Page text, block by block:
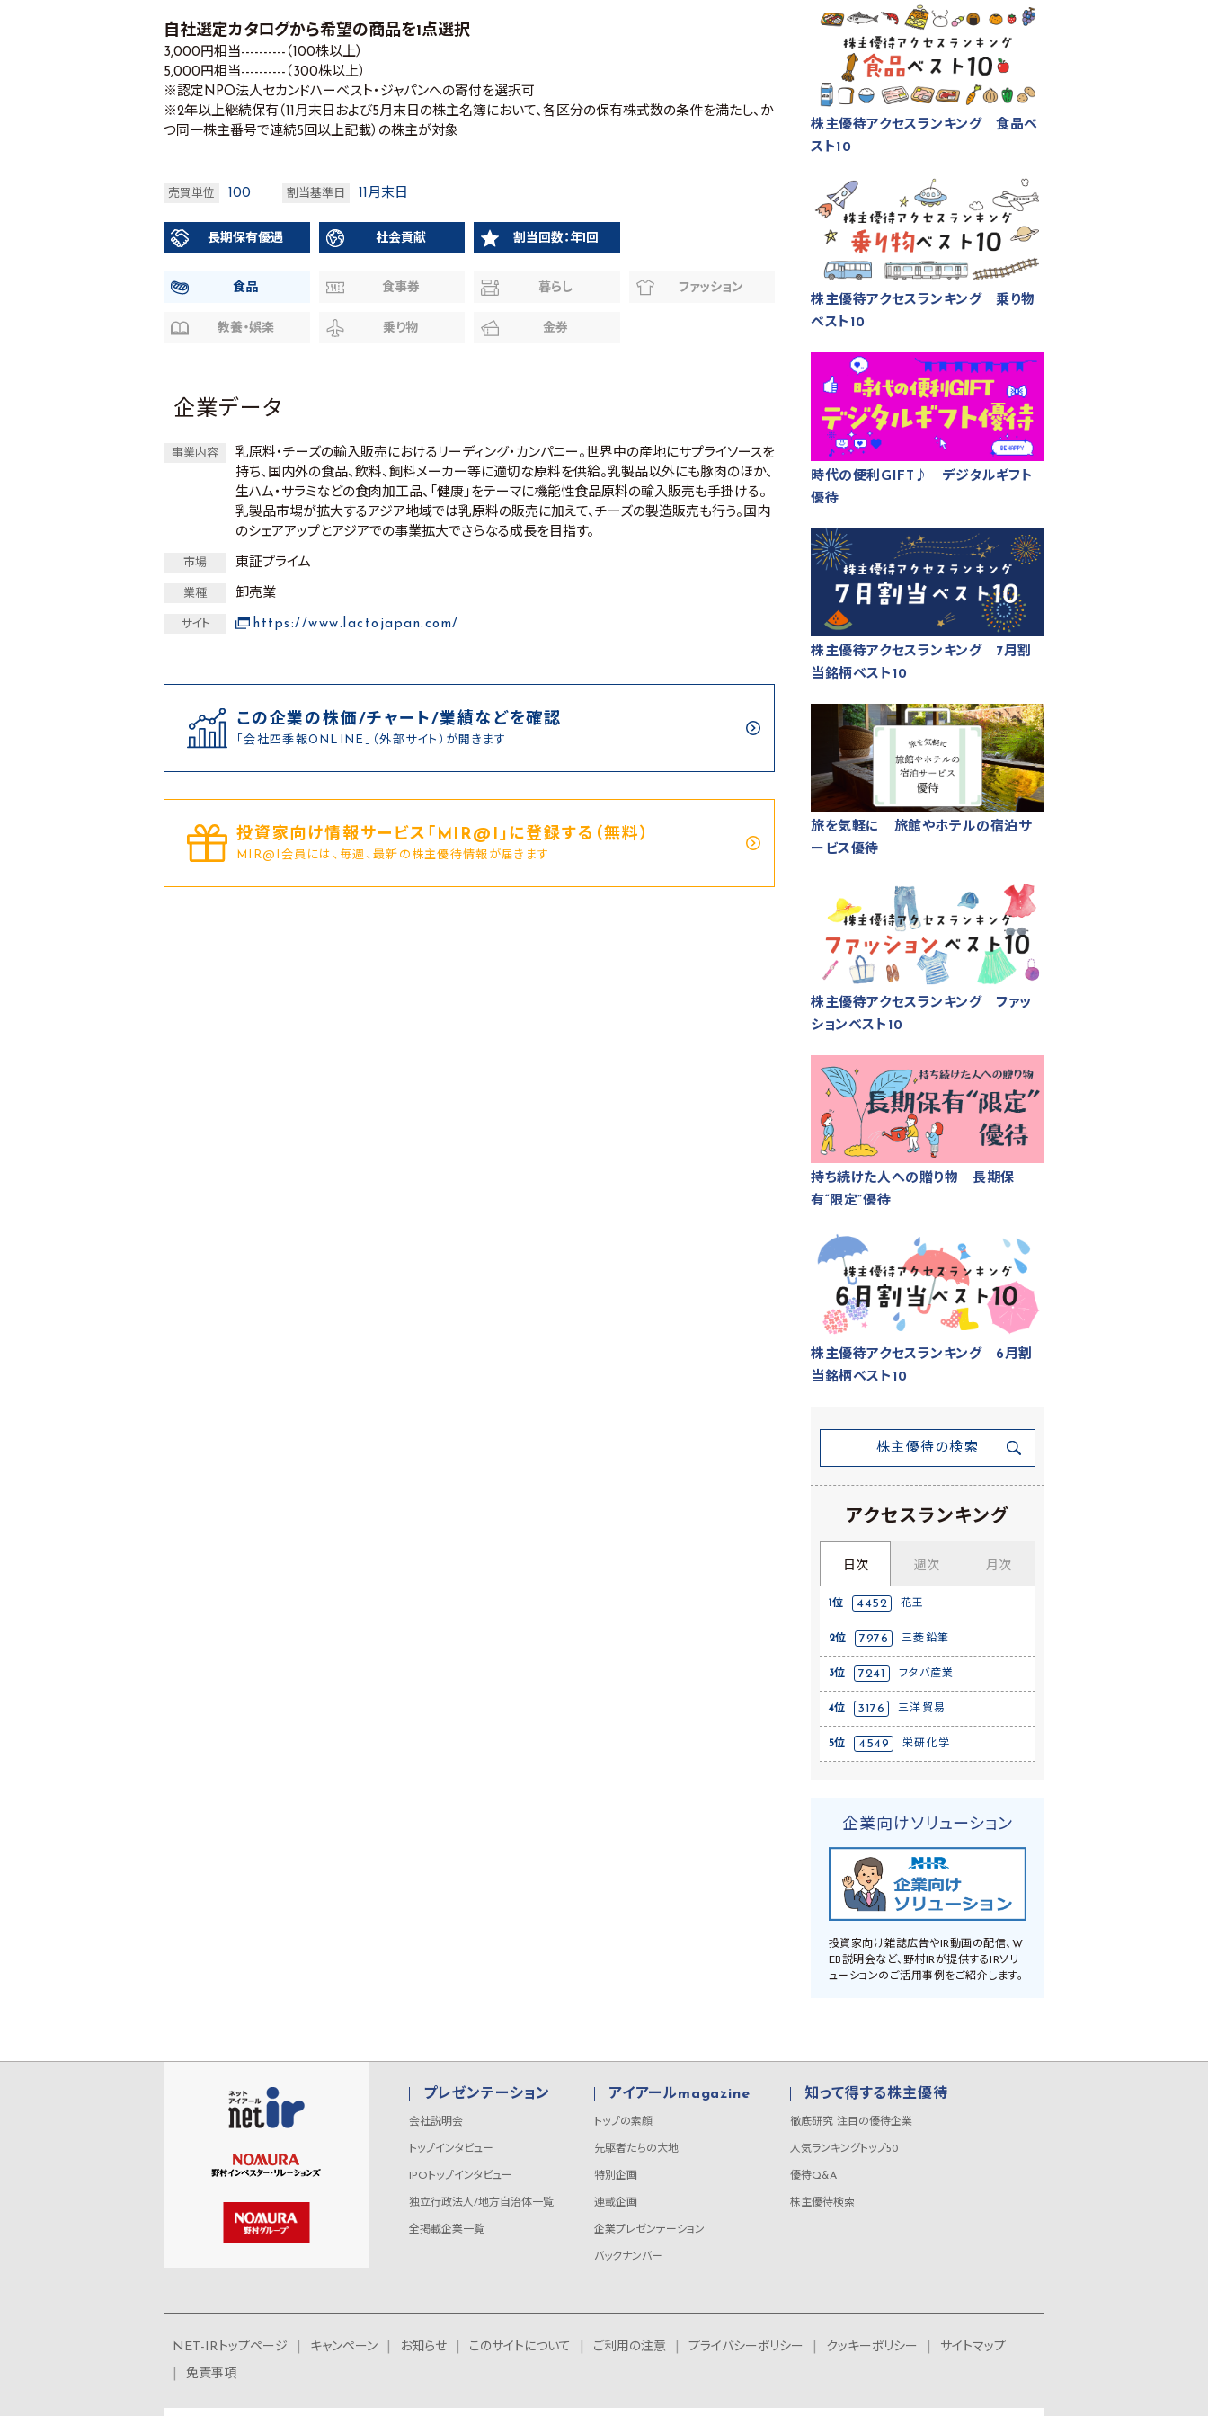
自社選定カタログから希望の商品を1点選択
3,000円相当----------（100株以上）
5,000円相当----------（300株以上）
※認定NPO法人セカンドハーベスト・ジャパンへの寄付を選択可
※2年以上継続保有（11月末日および5月末日の株主名簿において、各区分の保有株式数の条件を満たし、か
つ同一株主番号で連続5回以上記載）の株主が対象
売買単位 100 割当基準日 11月末日
長期保有優遇 社会貢献 割当回数：年1回
食品 食事券 暮らし ファッション
教養・娯楽 乗り物 金券
企業データ
事業内容
乳原料・チーズの輸入販売におけるリーディング・カンパニー。世界中の産地にサプライソースを
持ち、国内外の食品、飲料、飼料メーカー等に適切な原料を供給。乳製品以外にも豚肉のほか、
生ハム・サラミなどの食肉加工品、「健康」をテーマに機能性食品原料の輸入販売も手掛ける。
乳製品市場が拡大するアジア地域では乳原料の販売に加えて、チーズの製造販売も行う。国内
のシェアアップとアジアでの事業拡大でさらなる成長を目指す。
市場 東証プライム
業種 卸売業
サイト https://www.lactojapan.com/
この企業の株価/チャート/業績などを確認
「会社四季報ONLINE」（外部サイト）が開きます
投資家向け情報サービス｢MIR@I｣に登録する（無料）
MIR@I会員には、毎週、最新の株主優待情報が届きます
株主優待アクセスランキング 食品ベ
スト10
株主優待アクセスランキング 乗り物
ベスト10
時代の便利GIFT♪ デジタルギフト
優待
株主優待アクセスランキング 7月割
当銘柄ベスト10
旅を気軽に 旅館やホテルの宿泊サ
ービス優待
株主優待アクセスランキング ファッ
ションベスト10
持ち続けた人への贈り物 長期保
有“限定”優待
株主優待アクセスランキング 6月割
当銘柄ベスト10
株主優待の検索
アクセスランキング
日次 週次 月次
1位 4452 花王
2位 7976 三菱鉛筆
3位 7241 フタバ産業
4位 3176 三洋貿易
5位 4549 栄研化学
企業向けソリューション
投資家向け雑誌広告やIR動画の配信、W
EB説明会など、野村IRが提供するIRソリ
ューションのご活用事例をご紹介します。
プレゼンテーション
会社説明会
トップインタビュー
IPOトップインタビュー
独立行政法人/地方自治体一覧
全掲載企業一覧
アイアールmagazine
トップの素顔
先駆者たちの大地
特別企画
連載企画
企業プレゼンテーション
バックナンバー
知って得する株主優待
徹底研究 注目の優待企業
人気ランキングトップ50
優待Q&A
株主優待検索
NET-IRトップページ キャンペーン お知らせ このサイトについて ご利用の注意 プライバシーポリシー クッキーポリシー
サイトマップ
免責事項